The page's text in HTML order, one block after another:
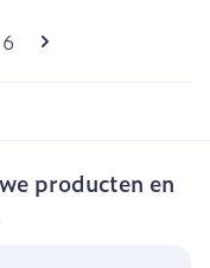
pagina
Pagina
6
producten en